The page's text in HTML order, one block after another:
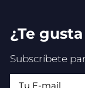
¿Te
Subscríbete